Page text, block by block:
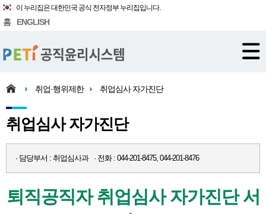
이 누리집은 대한민국 공식 전자정부 누리집입니다.
홈 ENGLISH
취업·행위제한 취업심사 자가진단
취업심사 자가진단
· 담당부서 : 취업심사과 · 전화 : 044-201-8475, 044-201-8476
퇴직공직자 취업심사 자가진단 서